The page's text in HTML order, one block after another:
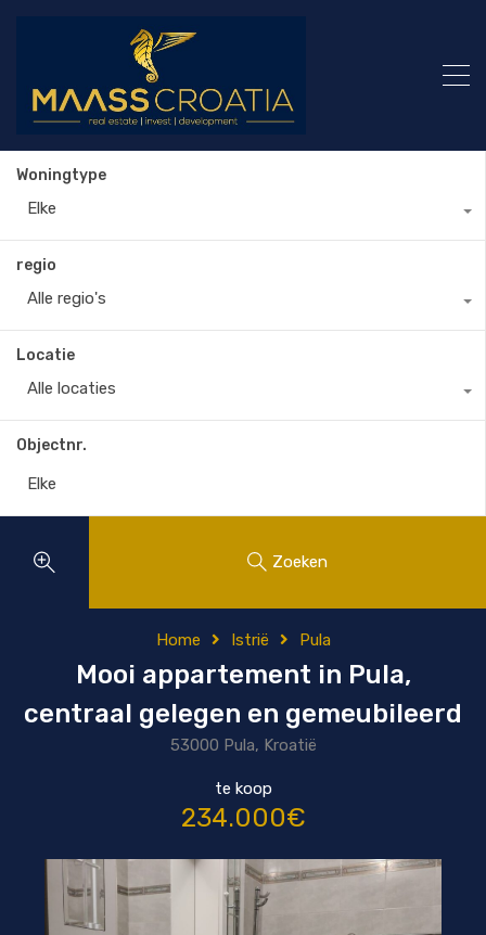
Woningtype
Elke
regio
Alle regio's
Locatie
Alle locaties
Objectnr.
Zoeken
Home Istrië Pula
Mooi appartement in Pula,
centraal gelegen en gemeubileerd
53000 Pula, Kroatië
te koop
234.000€